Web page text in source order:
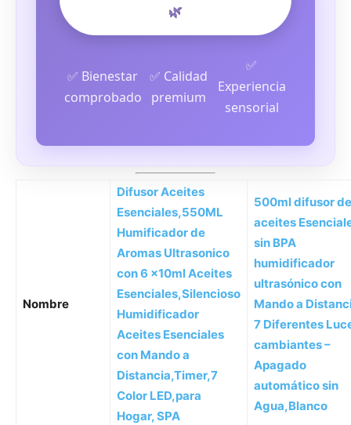
🌿
✅ Bienestar
comprobado
✅ Calidad
premium
✅
Experiencia
sensorial
Nombre
Difusor Aceites
Esenciales,550ML
Humificador de
Aromas Ultrasonico
con 6 x10ml Aceites
Esenciales,Silencioso
Humidificador
Aceites Esenciales
con Mando a
Distancia,Timer,7
Color LED,para
Hogar, SPA
500ml difusor de
aceites
sin BPA
humidificador
ultrasónico con
Mando a
7 Diferentes
cambiantes –
Apagado
automático sin
Agua,Blanco